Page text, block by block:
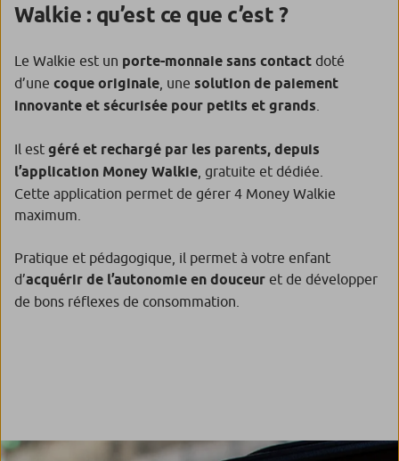
Walkie : qu’est ce que c’est ?
Le Walkie est un porte-monnaie sans contact doté
d’une coque originale , une solution de paiement
innovante et sécurisée pour petits et grands
Il est géré et rechargé par les parents, depuis
l’application Money Walkie , gratuite et dédiée.
Cette application permet de gérer 4 Money Walkie
maximum.
Pratique et pédagogique, il permet à votre enfant
d’acquérir de l’autonomie en douceur et de développer
de bons réflexes de consommation.